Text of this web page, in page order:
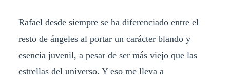
Rafael desde siempre se ha diferenciado entre el
resto de ángeles al portar un carácter blando y
esencia juvenil, a pesar de ser más viejo que las
estrellas del universo. Y eso me lleva a